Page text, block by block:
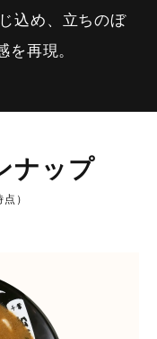
込め、立ちのぼ
を再現。
ナップ
）